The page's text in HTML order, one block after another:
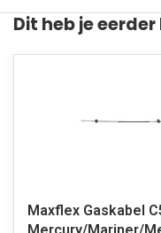
Dit heb je
Maxflex Gaskabel